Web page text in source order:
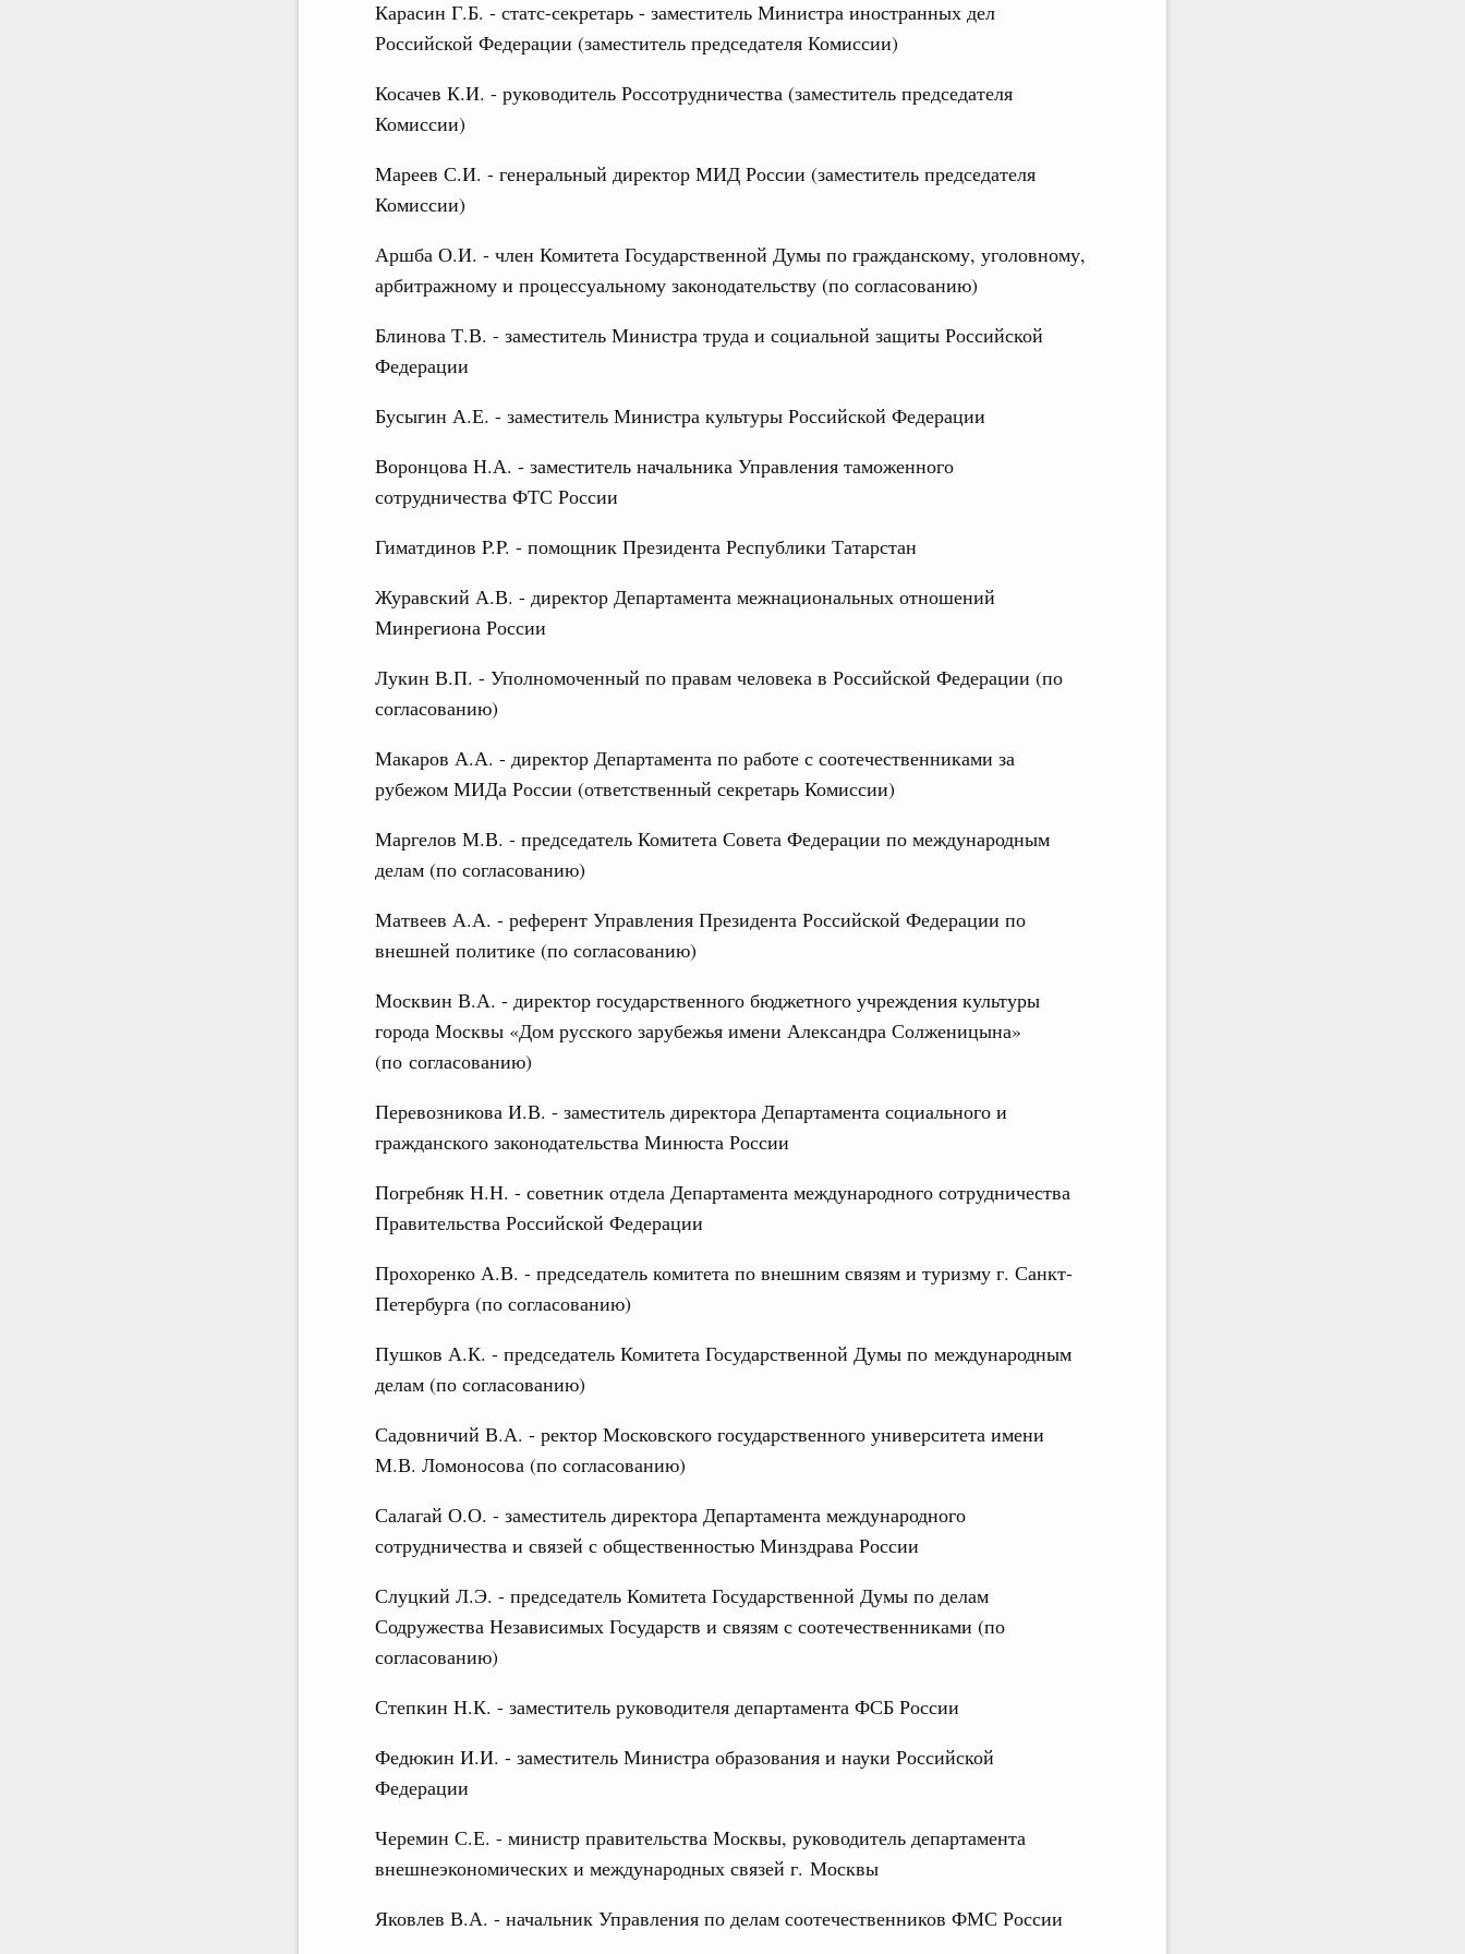
Карасин Г.Б. - статс-секретарь - заместитель Министра иностранных дел
Российской Федерации (заместитель председателя Комиссии)
Косачев К.И. - руководитель Россотрудничества (заместитель председателя
Комиссии)
Мареев С.И. - генеральный директор МИД России (заместитель председателя
Комиссии)
Аршба О.И. - член Комитета Государственной Думы по гражданскому, уголовному,
арбитражному и процессуальному законодательству (по согласованию)
Блинова Т.В. - заместитель Министра труда и социальной защиты Российской
Федерации
Бусыгин А.Е. - заместитель Министра культуры Российской Федерации
Воронцова Н.А. - заместитель начальника Управления таможенного
сотрудничества ФТС России
Гиматдинов P.P. - помощник Президента Республики Татарстан
Журавский А.В. - директор Департамента межнациональных отношений
Минрегиона России
Лукин В.П. - Уполномоченный по правам человека в Российской Федерации (по
согласованию)
Макаров А.А. - директор Департамента по работе с соотечественниками за
рубежом МИДа России (ответственный секретарь Комиссии)
Маргелов М.В. - председатель Комитета Совета Федерации по международным
делам (по согласованию)
Матвеев А.А. - референт Управления Президента Российской Федерации по
внешней политике (по согласованию)
Москвин В.А. - директор государственного бюджетного учреждения культуры
города Москвы «Дом русского зарубежья имени Александра Солженицына»
(по согласованию)
Перевозникова И.В. - заместитель директора Департамента социального и
гражданского законодательства Минюста России
Погребняк Н.Н. - советник отдела Департамента международного сотрудничества
Правительства Российской Федерации
Прохоренко А.В. - председатель комитета по внешним связям и туризму г. Санкт-
Петербурга (по согласованию)
Пушков А.К. - председатель Комитета Государственной Думы по международным
делам (по согласованию)
Садовничий В.А. - ректор Московского государственного университета имени
М.В. Ломоносова (по согласованию)
Салагай О.О. - заместитель директора Департамента международного
сотрудничества и связей с общественностью Минздрава России
Слуцкий Л.Э. - председатель Комитета Государственной Думы по делам
Содружества Независимых Государств и связям с соотечественниками (по
согласованию)
Степкин Н.К. - заместитель руководителя департамента ФСБ России
Федюкин И.И. - заместитель Министра образования и науки Российской
Федерации
Черемин С.Е. - министр правительства Москвы, руководитель департамента
внешнеэкономических и международных связей г. Москвы
Яковлев В.А. - начальник Управления по делам соотечественников ФМС России